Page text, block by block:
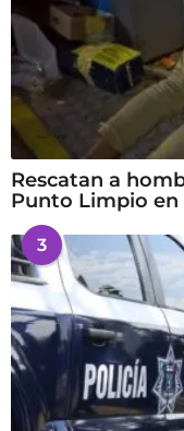
Rescatan a
Punto Limpio en
3